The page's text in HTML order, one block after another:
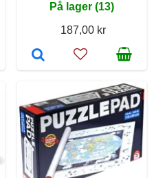
På lager (13)
187,00 kr